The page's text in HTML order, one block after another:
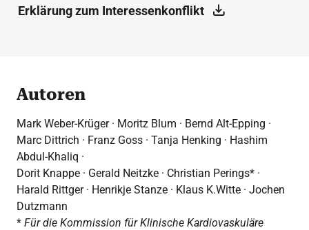
Erklärung zum Interessenkonflikt
Autoren
Mark Weber-Krüger · Moritz Blum · Bernd Alt-Epping ·
Marc Dittrich · Franz Goss · Tanja Henking · Hashim
Abdul-Khaliq ·
Dorit Knappe · Gerald Neitzke · Christian Perings* ·
Harald Rittger · Henrikje Stanze · Klaus K.Witte · Jochen
Dutzmann
* Für die Kommission für Klinische Kardiovaskuläre